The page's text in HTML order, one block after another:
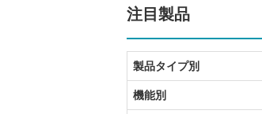
注目製品
製品タイプ別
機能別